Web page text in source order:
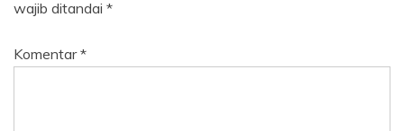
wajib ditandai *
Komentar*